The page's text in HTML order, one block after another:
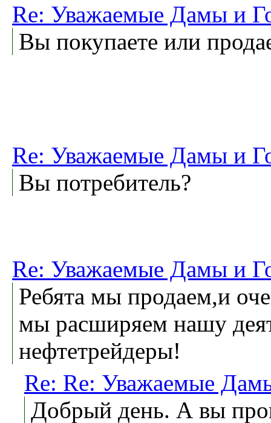
Re: Уважаемые Дамы и
Вы покупаете или
Re: Уважаемые Дамы и
Вы потребитель?
Re: Уважаемые Дамы и
Ребята мы продаем,и
мы расширяем нашу
нефтетрейдеры!
Re: Re: Уважаемые
Добрый день. А вы